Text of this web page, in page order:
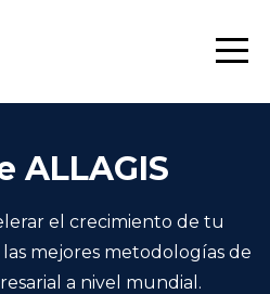
ALLAGIS
el crecimiento de tu
mejores metodologías de
a nivel mundial.